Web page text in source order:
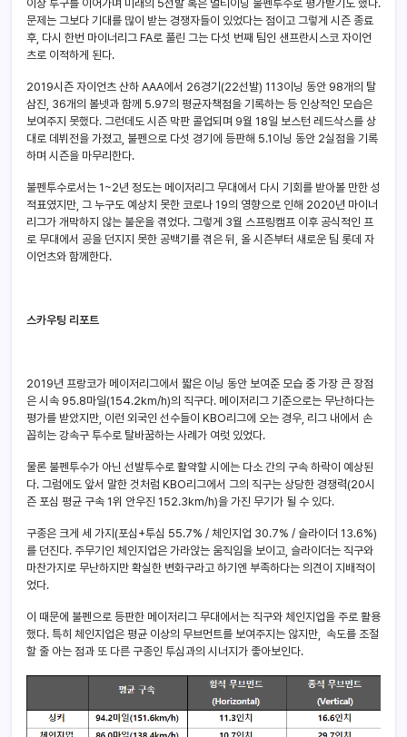
이상 투구를 이어가며 미래의 5선발 혹은 멀티이닝 불펜투수로 평가받기도 했다.
문제는 그보다 기대를 많이 받는 경쟁자들이 있었다는 점이고 그렇게 시즌 종료
후, 다시 한번 마이너리그 FA로 풀린 그는 다섯 번째 팀인 샌프란시스코 자이언
츠로 이적하게 된다.
2019시즌 자이언츠 산하 AAA에서 26경기(22선발) 113이닝 동안 98개의 탈
삼진, 36개의 볼넷과 함께 5.97의 평균자책점을 기록하는 등 인상적인 모습은
보여주지 못했다. 그런데도 시즌 막판 콜업되며 9월 18일 보스턴 레드삭스를 상
대로 데뷔전을 가졌고, 불펜으로 다섯 경기에 등판해 5.1이닝 동안 2실점을 기록
하며 시즌을 마무리한다.
불펜투수로서는 1~2년 정도는 메이저리그 무대에서 다시 기회를 받아볼 만한 성
적표였지만, 그 누구도 예상치 못한 코로나 19의 영향으로 인해 2020년 마이너
리그가 개막하지 않는 불운을 겪었다. 그렇게 3월 스프링캠프 이후 공식적인 프
로 무대에서 공을 던지지 못한 공백기를 겪은 뒤, 올 시즌부터 새로운 팀 롯데 자
이언츠와 함께한다.
스카우팅 리포트
2019년 프랑코가 메이저리그에서 짧은 이닝 동안 보여준 모습 중 가장 큰 장점
은 시속 95.8마일(154.2km/h)의 직구다. 메이저리그 기준으로는 무난하다는
평가를 받았지만, 이런 외국인 선수들이 KBO리그에 오는 경우, 리그 내에서 손
꼽히는 강속구 투수로 탈바꿈하는 사례가 여럿 있었다.
물론 불펜투수가 아닌 선발투수로 활약할 시에는 다소 간의 구속 하락이 예상된
다. 그럼에도 앞서 말한 것처럼 KBO리그에서 그의 직구는 상당한 경쟁력(20시
즌 포심 평균 구속 1위 안우진 152.3km/h)을 가진 무기가 될 수 있다.
구종은 크게 세 가지(포심+투심 55.7% / 체인지업 30.7% / 슬라이더 13.6%)
를 던진다. 주무기인 체인지업은 가라앉는 움직임을 보이고, 슬라이더는 직구와
마찬가지로 무난하지만 확실한 변화구라고 하기엔 부족하다는 의견이 지배적이
었다.
이 때문에 불펜으로 등판한 메이저리그 무대에서는 직구와 체인지업을 주로 활용
했다. 특히 체인지업은 평균 이상의 무브먼트를 보여주지는 않지만, 속도를 조절
할 줄 아는 점과 또 다른 구종인 투심과의 시너지가 좋아보인다.